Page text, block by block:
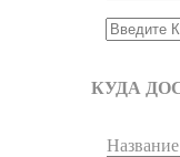
КУДА